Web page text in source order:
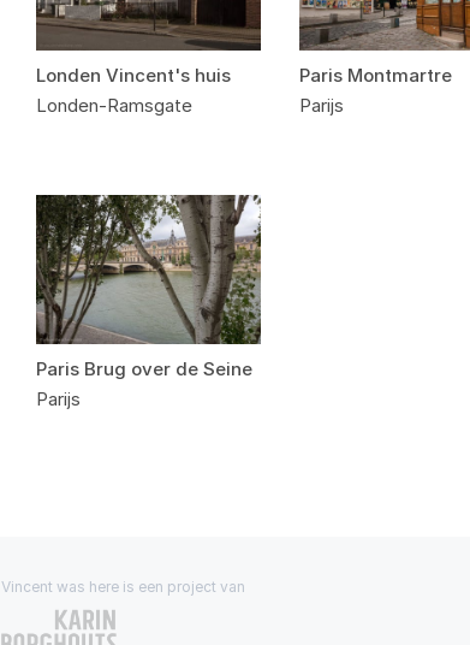
Londen Vincent's huis
Londen-Ramsgate
Paris Montmartre
Parijs
Paris Brug over de Seine
Parijs
Vincent was here is een project van